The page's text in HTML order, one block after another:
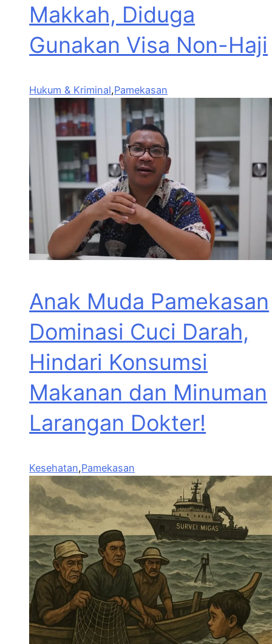
Makkah, Diduga
Gunakan Visa Non-Haji
Hukum & Kriminal,Pamekasan
Anak Muda Pamekasan
Dominasi Cuci Darah,
Hindari Konsumsi
Makanan dan Minuman
Larangan Dokter!
Kesehatan,Pamekasan